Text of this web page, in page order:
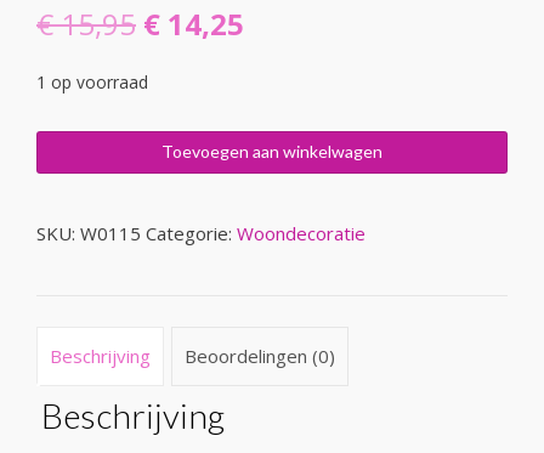
€15,95 Oorspronkelijke
prijs
€ 15,95.
€ 14,25
€ 14,25.
1 op voorraad
schaaltje
blauw
Toevoegen aan winkelwagen
SKU: W0115 Categorie: Woondecoratie
Beschrijving Beoordelingen (0)
Beschrijving